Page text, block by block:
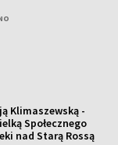
Klimaszewską -
Społecznego
nad Starą Rossą